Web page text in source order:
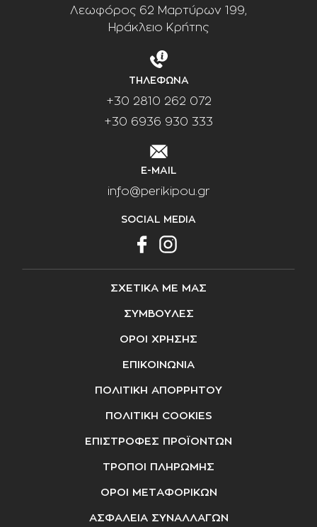
Λεωφόρος 62 Μαρτύρων 199,
Ηράκλειο Κρήτης
ΤΗΛΕΦΩΝΑ
+30 2810 262 072
+30 6936 930 333
E-MAIL
info@perikipou.gr
SOCIAL MEDIA
ΣΧΕΤΙΚΑ ΜΕ ΜΑΣ
ΣΥΜΒΟΥΛΕΣ
ΟΡΟΙ ΧΡΗΣΗΣ
ΕΠΙΚΟΙΝΩΝΙΑ
ΠΟΛΙΤΙΚΗ ΑΠΟΡΡΗΤΟΥ
ΠΟΛΙΤΙΚΗ COOKIES
ΕΠΙΣΤΡΟΦΕΣ ΠΡΟΪΟΝΤΩΝ
ΤΡΟΠΟΙ ΠΛΗΡΩΜΗΣ
ΟΡΟΙ ΜΕΤΑΦΟΡΙΚΩΝ
ΑΣΦΑΛΕΙΑ ΣΥΝΑΛΛΑΓΩΝ